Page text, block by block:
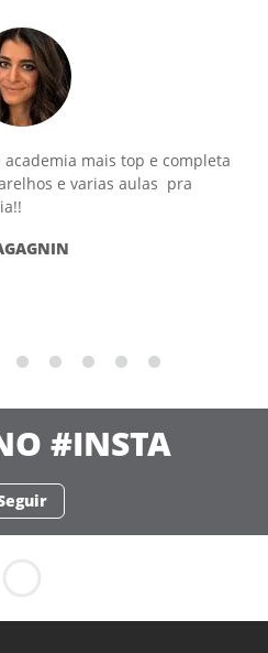
academia mais top e completa
e varias aulas pra
#INSTA